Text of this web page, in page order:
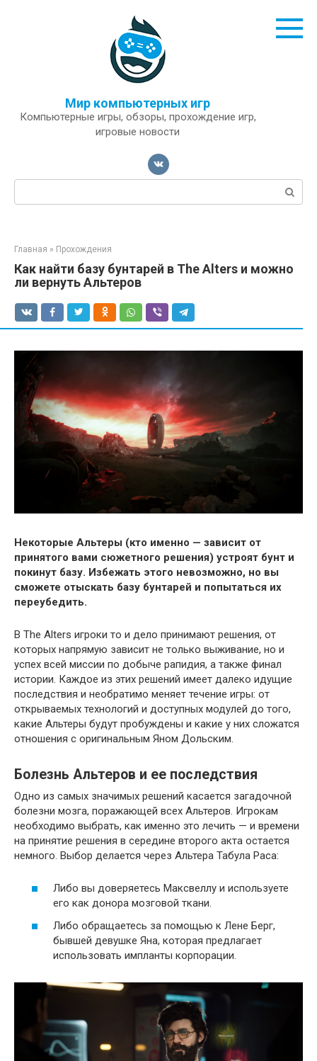
Мир компьютерных игр
Компьютерные игры, обзоры, прохождение игр,
игровые новости
Поиск:
Главная » Прохождения
Как найти базу бунтарей в The Alters и можно
ли вернуть Альтеров
Некоторые Альтеры (кто именно — зависит от
принятого вами сюжетного решения) устроят бунт и
покинут базу. Избежать этого невозможно, но вы
сможете отыскать базу бунтарей и попытаться их
переубедить.
В The Alters игроки то и дело принимают решения, от
которых напрямую зависит не только выживание, но и
успех всей миссии по добыче рапидия, а также финал
истории. Каждое из этих решений имеет далеко идущие
последствия и необратимо меняет течение игры: от
открываемых технологий и доступных модулей до того,
какие Альтеры будут пробуждены и какие у них сложатся
отношения с оригинальным Яном Дольским.
Болезнь Альтеров и ее последствия
Одно из самых значимых решений касается загадочной
болезни мозга, поражающей всех Альтеров. Игрокам
необходимо выбрать, как именно это лечить — и времени
на принятие решения в середине второго акта остается
немного. Выбор делается через Альтера Табула Раса:
Либо вы доверяетесь Максвеллу и используете
его как донора мозговой ткани.
Либо обращаетесь за помощью к Лене Берг,
бывшей девушке Яна, которая предлагает
использовать импланты корпорации.